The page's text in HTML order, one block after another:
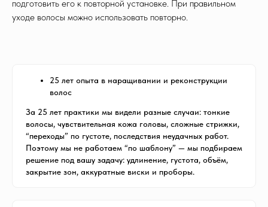
подготовить его к повторной установке. При правильном
уходе волосы можно использовать повторно.
25 лет опыта в наращивании и реконструкции
волос
За 25 лет практики мы видели разные случаи: тонкие
волосы, чувствительная кожа головы, сложные стрижки,
“переходы” по густоте, последствия неудачных работ.
Поэтому мы не работаем “по шаблону” — мы подбираем
решение под вашу задачу: удлинение, густота, объём,
закрытие зон, аккуратные виски и проборы.